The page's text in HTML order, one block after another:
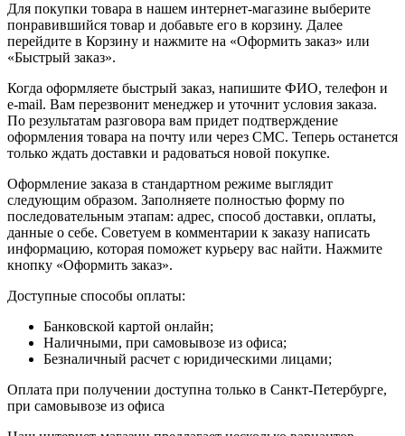
Для покупки товара в нашем интернет-магазине выберите
понравившийся товар и добавьте его в корзину. Далее
перейдите в Корзину и нажмите на «Оформить заказ» или
«Быстрый заказ».
Когда оформляете быстрый заказ, напишите ФИО, телефон и
e-mail. Вам перезвонит менеджер и уточнит условия заказа.
По результатам разговора вам придет подтверждение
оформления товара на почту или через СМС. Теперь останется
только ждать доставки и радоваться новой покупке.
Оформление заказа в стандартном режиме выглядит
следующим образом. Заполняете полностью форму по
последовательным этапам: адрес, способ доставки, оплаты,
данные о себе. Советуем в комментарии к заказу написать
информацию, которая поможет курьеру вас найти. Нажмите
кнопку «Оформить заказ».
Доступные способы оплаты:
Банковской картой онлайн;
Наличными, при самовывозе из офиса;
Безналичный расчет с юридическими лицами;
Оплата при получении доступна только в Санкт-Петербурге,
при самовывозе из офиса